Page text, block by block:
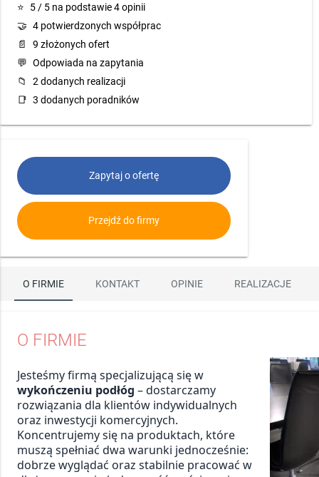
⭐
5 / 5 na podstawie 4 opinii
🤝 4 potwierdzonych współprac
📄
9 złożonych ofert
💬 Odpowiada na zapytania
📁
2 dodanych realizacji
📑 3 dodanych poradników
Zapytaj o ofertę
Przejdź do firmy
O FIRMIE KONTAKT OPINIE REALIZACJE
O FIRMIE
Jesteśmy firmą specjalizującą się w
wykończeniu podłóg – dostarczamy
rozwiązania dla klientów indywidualnych
oraz inwestycji komercyjnych.
Koncentrujemy się na produktach, które
muszą spełniać dwa warunki jednocześnie:
dobrze wyglądać oraz stabilnie pracować w